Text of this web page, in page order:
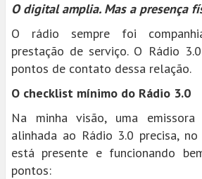
O digital amplia. Mas a presença
O rádio sempre foi
prestação de serviço. O Rádio
pontos de contato dessa relação.
O checklist mínimo do Rádio 3.0
Na minha visão, uma
alinhada ao Rádio 3.0 precisa,
está presente e funcionando
pontos: